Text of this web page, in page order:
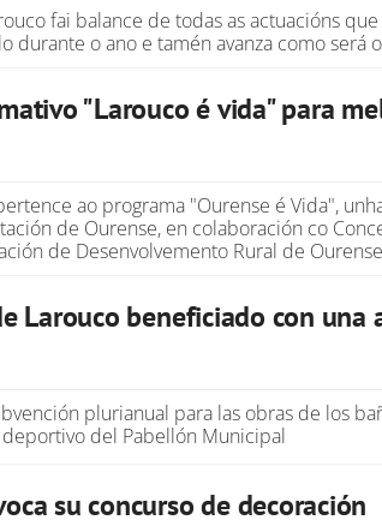
fai balance de todas as actuacións que
durante o ano e tamén avanza como será
"Larouco é vida" para
ao programa "Ourense é Vida",
de Ourense, en colaboración co
de Desenvolvemento Rural de Ourense
Larouco beneficiado con una
plurianual para las obras de los
del Pabellón Municipal
su concurso de decoración